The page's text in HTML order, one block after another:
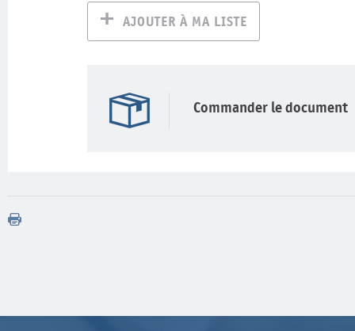
AJOUTER À MA LISTE
Commander le document